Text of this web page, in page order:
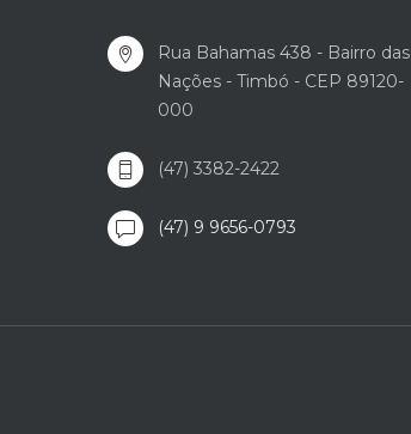
Rua Bahamas 438 - Bairro das
Nações - Timbó - CEP 89120-
000
(47) 3382-2422
(47) 9 9656-0793